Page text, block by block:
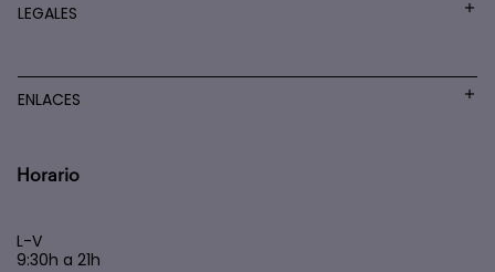
LEGALES
ENLACES
Horario
L-V
9:30h a 21h